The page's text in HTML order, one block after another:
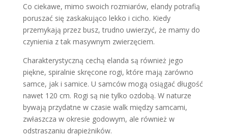
Co ciekawe, mimo swoich rozmiarów, elandy potrafią
poruszać się zaskakująco lekko i cicho. Kiedy
przemykają przez busz, trudno uwierzyć, że mamy do
czynienia z tak masywnym zwierzęciem.
Charakterystyczną cechą elanda są również jego
piękne, spiralnie skręcone rogi, które mają zarówno
samce, jak i samice. U samców mogą osiągać długość
nawet 120 cm. Rogi są nie tylko ozdobą. W naturze
bywają przydatne w czasie walk między samcami,
zwłaszcza w okresie godowym, ale również w
odstraszaniu drapieżników.